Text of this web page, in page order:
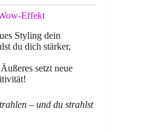
Effekt
Styling dein
du dich stärker,
setzt neue
– und du strahlst